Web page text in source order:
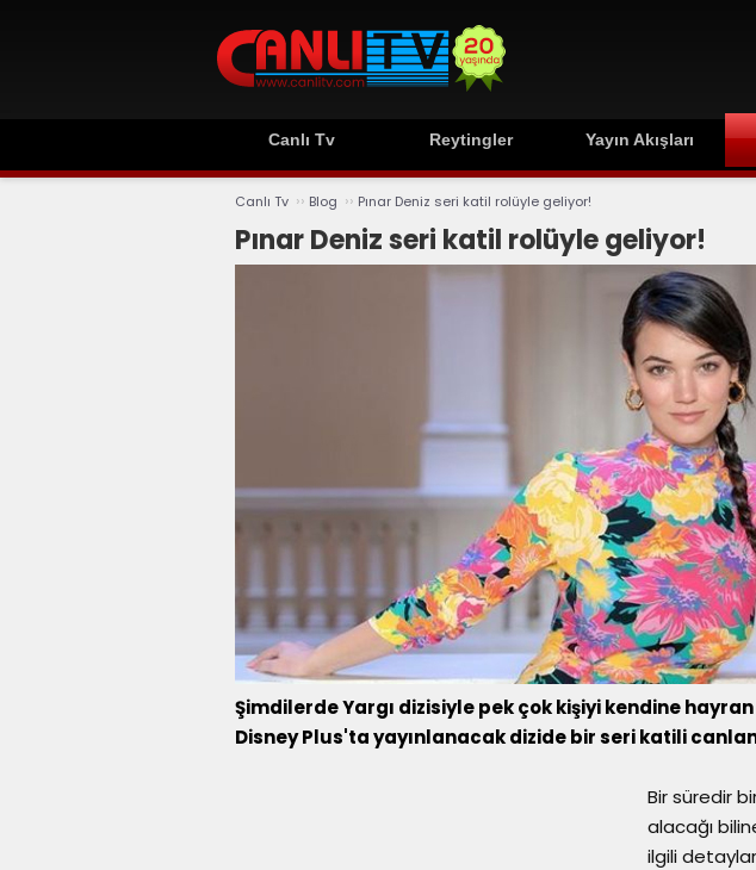
Canlı Tv Reytingler Yayın Akışları
Canlı Tv ›› Blog ›› Pınar Deniz seri katil rolüyle geliyor!
Pınar Deniz seri katil rolüyle geliyor!
Şimdilerde Yargı dizisiyle pek çok kişiyi kendine hayran
Disney Plus'ta yayınlanacak dizide bir seri katili
Bir süredir
alacağı
ilgili